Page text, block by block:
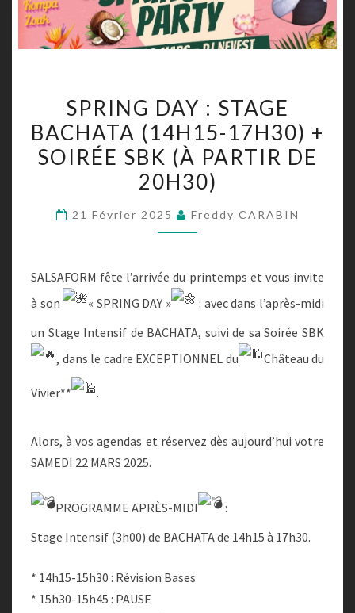
DAY
:
STAGE
BACHATA
(14H15-
17H30)
SBK
(À
PARTIR
20H30)
SPRING DAY : STAGE
BACHATA (14H15-17H30) +
SOIRÉE SBK (À PARTIR DE
20H30)
21 Février 2025 Freddy CARABIN
SALSAFORM fête l’arrivée du printemps et vous invite
à son
« SPRING DAY »
: avec dans l’après-midi
un Stage Intensif de BACHATA, suivi de sa Soirée SBK
, dans le cadre EXCEPTIONNEL du
Château du
Vivier** .
Alors, à vos agendas et réservez dès aujourd’hui votre
SAMEDI 22 MARS 2025.
PROGRAMME APRÈS-MIDI
:
Stage Intensif (3h00) de BACHATA de 14h15 à 17h30.
* 14h15-15h30 : Révision Bases
* 15h30-15h45 : PAUSE